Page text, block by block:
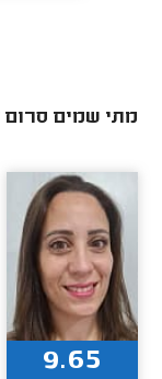
מתי שמים סרום
9.65